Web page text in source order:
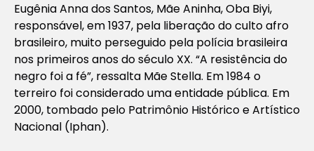
Eugênia Anna dos Santos, Mãe Aninha, Oba Biyi,
responsável, em 1937, pela liberação do culto afro
brasileiro, muito perseguido pela polícia brasileira
nos primeiros anos do século XX. “A resistência do
negro foi a fé”, ressalta Mãe Stella. Em 1984 o
terreiro foi considerado uma entidade pública. Em
2000, tombado pelo Patrimônio Histórico e Artístico
Nacional (Iphan).